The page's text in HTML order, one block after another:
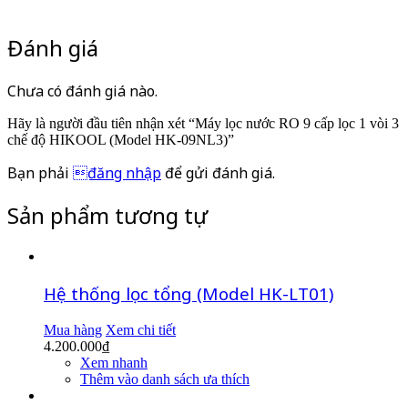
Đánh giá
Chưa có đánh giá nào.
Hãy là người đầu tiên nhận xét “Máy lọc nước RO 9 cấp lọc 1 vòi 3
chế độ HIKOOL (Model HK-09NL3)”
Bạn phải đăng nhậpđể gửi đánh giá.
Sản phẩm tương tự
Hệ thống lọc tổng (Model HK-LT01)
Mua hàng Xem chi tiết
4.200.000₫
Xem nhanh
Thêm vào danh sách ưa thích